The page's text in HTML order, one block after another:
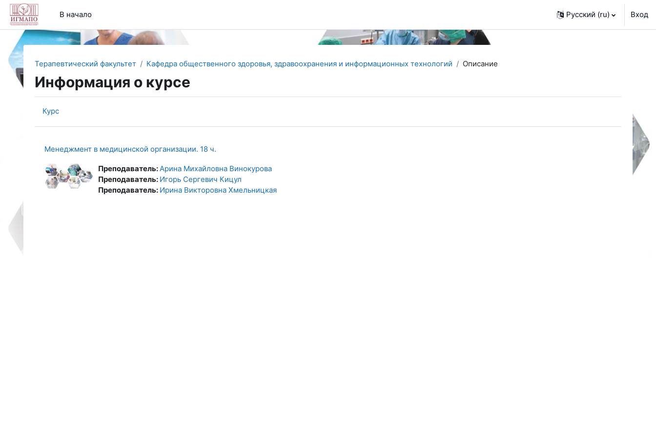
Перейти к основному содержанию
В начало
Русский ‎(ru)‎ Вход
Терапевтический факультет Кафедра общественного здоровья, здравоохранения и информационных технологий Описание
Информация о курсе
Курс
Менеджмент в медицинской организации. 18 ч.
Преподаватель:Арина Михайловна Винокурова
Преподаватель: Игорь Сергевич Кицул
Преподаватель: Ирина Викторовна Хмельницкая